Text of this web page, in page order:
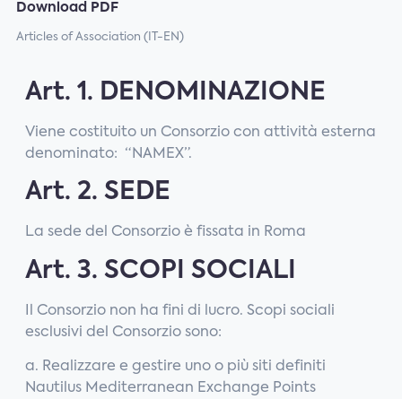
Art. 1. DENOMINAZIONE
Viene costituito un Consorzio con attività esterna
denominato: “NAMEX”.
Art. 2. SEDE
La sede del Consorzio è fissata in Roma
Art. 3. SCOPI SOCIALI
Il Consorzio non ha fini di lucro. Scopi sociali
esclusivi del Consorzio sono:
a. Realizzare e gestire uno o più siti definiti
Nautilus Mediterranean Exchange Points
Download PDF
Articles of Association (IT-EN)